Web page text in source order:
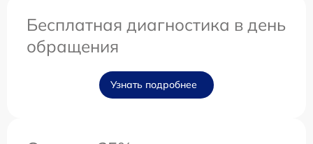
Бесплатная диагностика в день
обращения
Узнать подробнее